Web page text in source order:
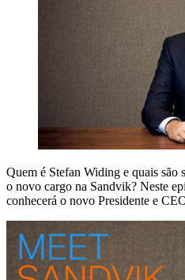
Quem é Stefan Widing e quais são
o novo cargo na Sandvik? Neste
conhecerá o novo Presidente e